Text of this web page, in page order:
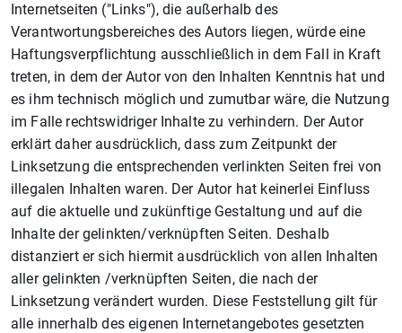
Internetseiten ("Links"), die außerhalb des
Verantwortungsbereiches des Autors liegen, würde eine
Haftungsverpflichtung ausschließlich in dem Fall in Kraft
treten, in dem der Autor von den Inhalten Kenntnis hat und
es ihm technisch möglich und zumutbar wäre, die Nutzung
im Falle rechtswidriger Inhalte zu verhindern. Der Autor
erklärt daher ausdrücklich, dass zum Zeitpunkt der
Linksetzung die entsprechenden verlinkten Seiten frei von
illegalen Inhalten waren. Der Autor hat keinerlei Einfluss
auf die aktuelle und zukünftige Gestaltung und auf die
Inhalte der gelinkten/verknüpften Seiten. Deshalb
distanziert er sich hiermit ausdrücklich von allen Inhalten
aller gelinkten /verknüpften Seiten, die nach der
Linksetzung verändert wurden. Diese Feststellung gilt für
alle innerhalb des eigenen Internetangebotes gesetzten